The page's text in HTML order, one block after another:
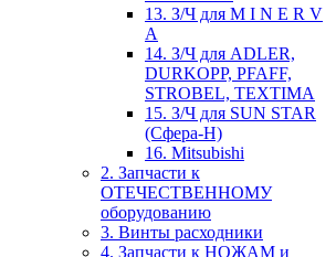
13. З/Ч для M I N E R V
A
14. З/Ч для ADLER,
DURKOPP, PFAFF,
STROBEL, TEXTIMA
15. З/Ч для SUN STAR
(Сфера-Н)
16. Mitsubishi
2. Запчасти к
ОТЕЧЕСТВЕННОМУ
оборудованию
3. Винты расходники
4. Запчасти к НОЖАМ и